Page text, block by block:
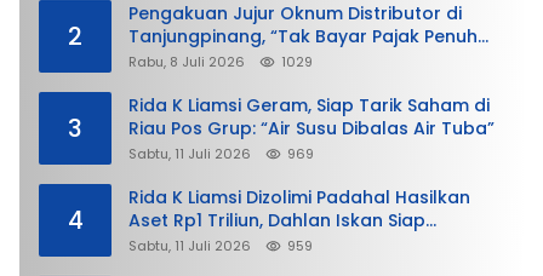
2
Pengakuan Jujur Oknum Distributor di
Tanjungpinang, “Tak Bayar Pajak Penuh
demi Untung”
Rabu, 8 Juli 2026 1029
3
Rida K Liamsi Geram, Siap Tarik Saham di
Riau Pos Grup: “Air Susu Dibalas Air Tuba”
Sabtu, 11 Juli 2026 969
4
Rida K Liamsi Dizolimi Padahal Hasilkan
Aset Rp1 Triliun, Dahlan Iskan Siap
Membela
Sabtu, 11 Juli 2026 959